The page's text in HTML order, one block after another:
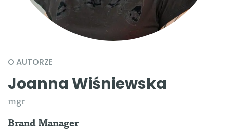
O AUTORZE
Joanna Wiśniewska
mgr
Brand Manager